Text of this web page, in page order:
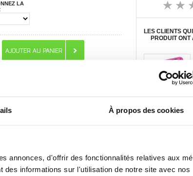
À propos des cookies
annonces, d'offrir des fonctionnalités relatives aux
informations sur l'utilisation de notre site avec nos
LA
34 MIN. 12 SEC.
LES CLIENTS
PRODUIT
A9+/A11+
Antichoc
20,50 EUR
Protecteur
d'Écran Samsung